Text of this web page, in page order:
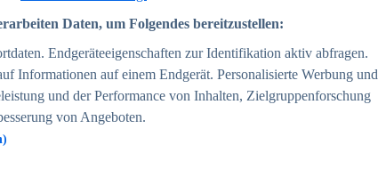
Daten, um Folgendes bereitzustellen:
Endgeräteeigenschaften zur Identifikation aktiv abfragen.
Informationen auf einem Endgerät. Personalisierte Werbung und
und der Performance von Inhalten, Zielgruppenforschung
von Angeboten.